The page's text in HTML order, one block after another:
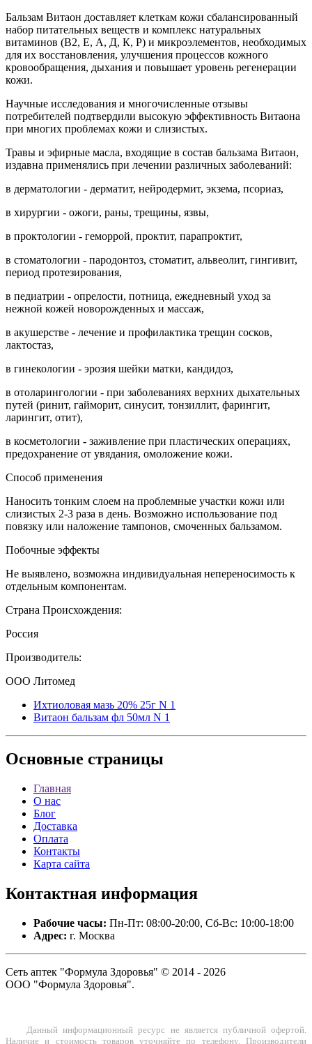
Бальзам Витаон доставляет клеткам кожи сбалансированный
набор питательных веществ и комплекс натуральных
витаминов (В2, Е, А, Д, К, Р) и микроэлементов, необходимых
для их восстановления, улучшения процессов кожного
кровообращения, дыхания и повышает уровень регенерации
кожи.
Научные исследования и многочисленные отзывы
потребителей подтвердили высокую эффективность Витаона
при многих проблемах кожи и слизистых.
Травы и эфирные масла, входящие в состав бальзама Витаон,
издавна применялись при лечении различных заболеваний:
в дерматологии - дерматит, нейродермит, экзема, псориаз,
в хирургии - ожоги, раны, трещины, язвы,
в проктологии - геморрой, проктит, парапроктит,
в стоматологии - пародонтоз, стоматит, альвеолит, гингивит,
период протезирования,
в педиатрии - опрелости, потница, ежедневный уход за
нежной кожей новорожденных и массаж,
в акушерстве - лечение и профилактика трещин сосков,
лактостаз,
в гинекологии - эрозия шейки матки, кандидоз,
в отоларингологии - при заболеваниях верхних дыхательных
путей (ринит, гайморит, синусит, тонзиллит, фарингит,
ларингит, отит),
в косметологии - заживление при пластических операциях,
предохранение от увядания, омоложение кожи.
Способ применения
Наносить тонким слоем на проблемные участки кожи или
слизистых 2-3 раза в день. Возможно использование под
повязку или наложение тампонов, смоченных бальзамом.
Побочные эффекты
Не выявлено, возможна индивидуальная непереносимость к
отдельным компонентам.
Страна Происхождения:
Россия
Производитель:
ООО Литомед
Ихтиоловая мазь 20% 25г N 1
Витаон бальзам фл 50мл N 1
Основные страницы
Главная
О нас
Блог
Доставка
Оплата
Контакты
Карта сайта
Контактная информация
Рабочие часы: Пн-Пт: 08:00-20:00, Сб-Вс: 10:00-18:00
Адрес: г. Москва
Сеть аптек "Формула Здоровья" © 2014 - 2026
ООО "Формула Здоровья".
Данный информационный ресурс не является публичной офертой.
Наличие и стоимость товаров уточняйте по телефону. Производители